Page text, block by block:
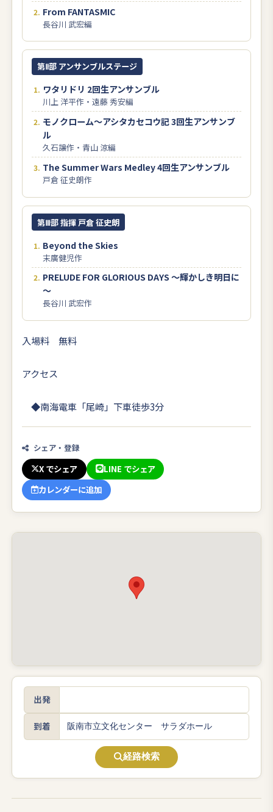
From FANTASMIC
長谷川 武宏編
第Ⅱ部 アンサンブルステージ
ワタリドリ 2回生アンサンブル
川上 洋平作・遠藤 秀安編
モノクローム～アシタカセコウ記 3回生アンサンブ
ル
久石譲作・青山 涼編
The Summer Wars Medley 4回生アンサンブル
戸倉 征史朗作
第Ⅲ部 指揮 戸倉 征史朗
Beyond the Skies
末廣健児作
PRELUDE FOR GLORIOUS DAYS ～輝かしき明日に
～
長谷川 武宏作
入場料 無料
アクセス
◆南海電車「尾崎」下車徒歩3分
シェア・登録
X でシェア
LINE でシェア
カレンダーに追加
出発
到着
経路検索